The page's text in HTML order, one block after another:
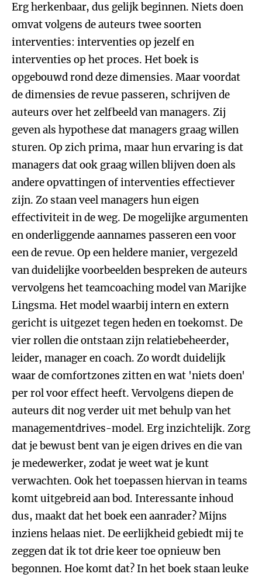
Erg herkenbaar, dus gelijk beginnen. Niets doen
omvat volgens de auteurs twee soorten
interventies: interventies op jezelf en
interventies op het proces. Het boek is
opgebouwd rond deze dimensies. Maar voordat
de dimensies de revue passeren, schrijven de
auteurs over het zelfbeeld van managers. Zij
geven als hypothese dat managers graag willen
sturen. Op zich prima, maar hun ervaring is dat
managers dat ook graag willen blijven doen als
andere opvattingen of interventies effectiever
zijn. Zo staan veel managers hun eigen
effectiviteit in de weg. De mogelijke argumenten
en onderliggende aannames passeren een voor
een de revue. Op een heldere manier, vergezeld
van duidelijke voorbeelden bespreken de auteurs
vervolgens het teamcoaching model van Marijke
Lingsma. Het model waarbij intern en extern
gericht is uitgezet tegen heden en toekomst. De
vier rollen die ontstaan zijn relatiebeheerder,
leider, manager en coach. Zo wordt duidelijk
waar de comfortzones zitten en wat 'niets doen'
per rol voor effect heeft. Vervolgens diepen de
auteurs dit nog verder uit met behulp van het
managementdrives-model. Erg inzichtelijk. Zorg
dat je bewust bent van je eigen drives en die van
je medewerker, zodat je weet wat je kunt
verwachten. Ook het toepassen hiervan in teams
komt uitgebreid aan bod. Interessante inhoud
dus, maakt dat het boek een aanrader? Mijns
inziens helaas niet. De eerlijkheid gebiedt mij te
zeggen dat ik tot drie keer toe opnieuw ben
begonnen. Hoe komt dat? In het boek staan leuke